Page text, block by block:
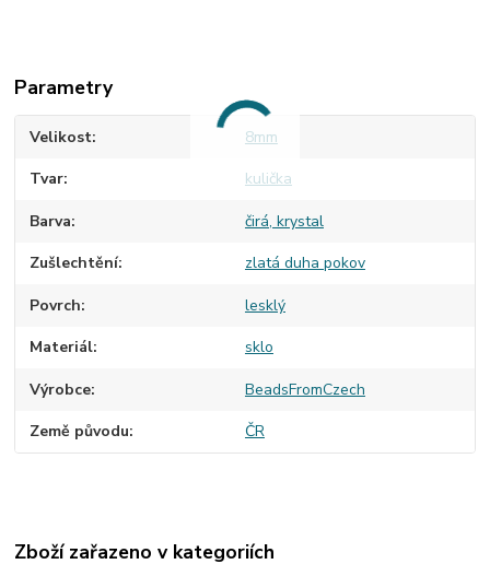
Parametry
Velikost 8mm
Tvar kulička
Barva čirá, krystal
Zušlechtění zlatá duha pokov
Povrch lesklý
Materiál sklo
Výrobce BeadsFromCzech
Země původu ČR
Zboží zařazeno v kategoriích